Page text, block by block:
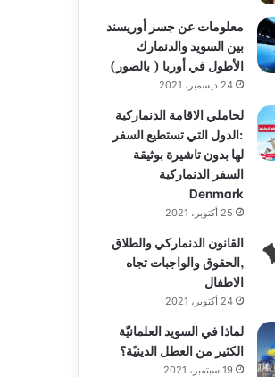
معلومات عن جسر أوريسند
بين السويد والدنمارك
الأطول في أوربا ( بالصور)
24 ديسمبر، 2021
لحاملي الاقامة الدنماركية
:الدول التي تستطيع السفر
لها بدون تاشيرة بوثيقة
السفر الدنماركية
Denmark
25 أكتوبر، 2021
القانون الدنماركي والطلاق
,الحقوق والواجبات تجاه
الاطفال
24 أكتوبر، 2021
لماذا في السويد العلمانيّة
الكثير من العطل الدينيّة؟
19 سبتمبر، 2021